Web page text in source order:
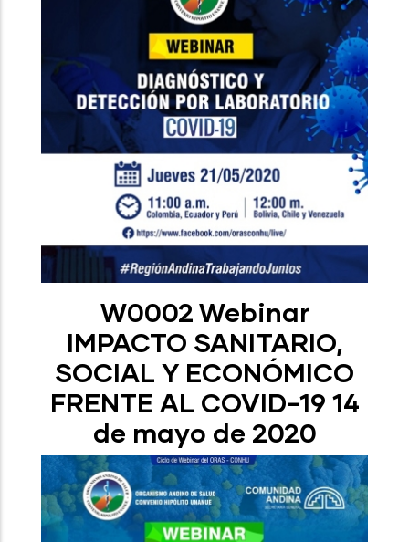
W0002 Webinar
IMPACTO SANITARIO,
SOCIAL Y ECONÓMICO
FRENTE AL COVID-19 14
de mayo de 2020